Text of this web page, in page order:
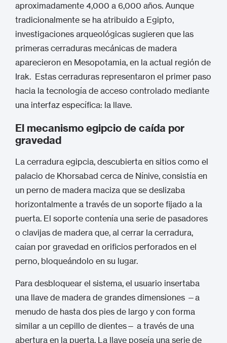
aproximadamente 4,000 a 6,000 años. Aunque
tradicionalmente se ha atribuido a Egipto,
investigaciones arqueológicas sugieren que las
primeras cerraduras mecánicas de madera
aparecieron en Mesopotamia, en la actual región de
Irak. Estas cerraduras representaron el primer paso
hacia la tecnología de acceso controlado mediante
una interfaz específica: la llave.
El mecanismo egipcio de caída por
gravedad
La cerradura egipcia, descubierta en sitios como el
palacio de Khorsabad cerca de Nínive, consistía en
un perno de madera maciza que se deslizaba
horizontalmente a través de un soporte fijado a la
puerta. El soporte contenía una serie de pasadores
o clavijas de madera que, al cerrar la cerradura,
caían por gravedad en orificios perforados en el
perno, bloqueándolo en su lugar.
Para desbloquear el sistema, el usuario insertaba
una llave de madera de grandes dimensiones —a
menudo de hasta dos pies de largo y con forma
similar a un cepillo de dientes— a través de una
abertura en la puerta. La llave poseía una serie de